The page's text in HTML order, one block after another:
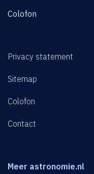
Colofon
Privacy statement
Sitemap
Colofon
Contact
Meer astronomie.nl